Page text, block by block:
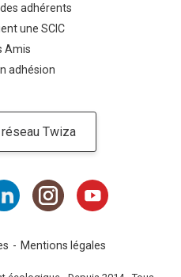
adhérents
une SCIC
Amis
adhésion
Twiza
Mentions légales